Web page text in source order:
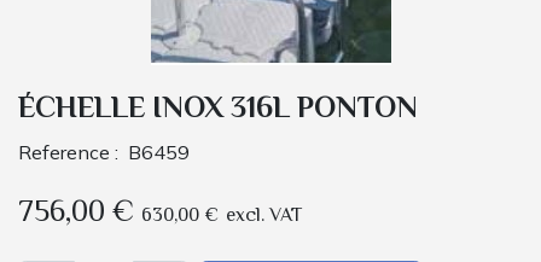
ÉCHELLE INOX 316L PONTON
Reference : B6459
756,00€ 630,00 € excl. VAT